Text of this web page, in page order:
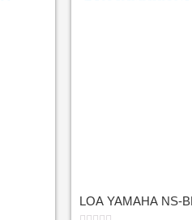
LOA YAMAHA NS-